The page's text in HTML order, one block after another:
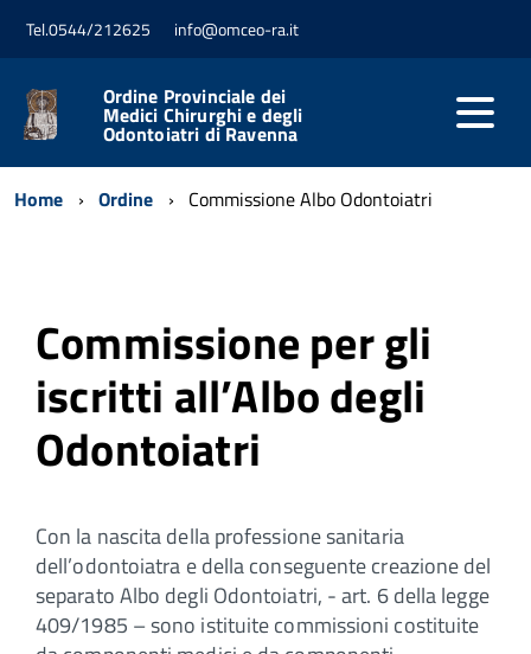
Tel.0544/212625 info@omceo-ra.it
Ordine Provinciale dei
Medici Chirurghi e degli
Odontoiatri di Ravenna
Home Ordine Commissione Albo Odontoiatri
Commissione per gli
iscritti all’Albo degli
Odontoiatri
Con la nascita della professione sanitaria
dell’odontoiatra e della conseguente creazione del
separato Albo degli Odontoiatri, - art. 6 della legge
409/1985 – sono istituite commissioni costituite